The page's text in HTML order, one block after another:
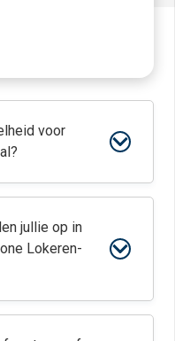
voor
jullie op in
Lokeren-